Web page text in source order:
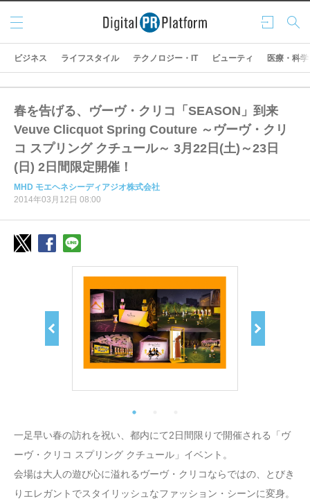
ログ
イン
検索
メニ
ュー
ビジネス ライフスタイル テクノロジー・IT ビューティ 医療・科学
春を告げる、ヴーヴ・クリコ「SEASON」到来
Veuve Clicquot Spring Couture ～ヴーヴ・クリ
コ スプリング クチュール～ 3月22日(土)～23日
(日) 2日間限定開催！
MHD モエヘネシーディアジオ株式会社
2014年03月12日 08:00
一足早い春の訪れを祝い、都内にて2日間限りで開催される「ヴ
ーヴ・クリコ スプリング クチュール」イベント。
会場は大人の遊び心に溢れるヴーヴ・クリコならではの、とびき
りエレガントでスタイリッシュなファッション・シーンに変身。